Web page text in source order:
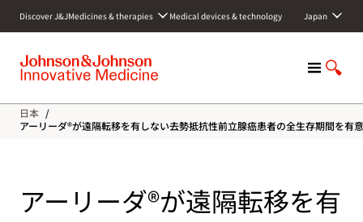
c
Discover J&JMedicines & therapies Medical devices & technology Japan
M
n
u
S
o
w
r
c
日本 /
アーリーダ®が遠隔転移を有しない去勢抵抗性前立腺癌患者の全生存期間を有
アーリーダ®が遠隔転移を有